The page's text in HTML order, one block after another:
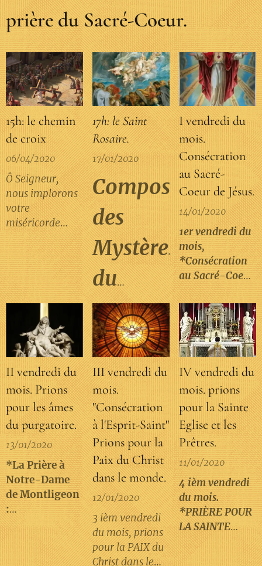
prière du Sacré-Coeur.
15h: le chemin
de croix
06/04/2020
Ô Seigneur,
nous implorons
votre
miséricorde
pour nous-
mêmes, pour les
mourants, pour
les âmes du
Purgatoire ainsi
que pour ceux et
celles qui vous
bafouent, vous
calomnient et
vous offensent.
Ô Seigneur
daignez nous
accorder les
mérites de votre
sainte Passion,
que nous allons
méditer. Ô
Notre-Dame
des Douleurs,
Mère des
pauvres que
nous sommes,...
17h: le Saint
Rosaire.
17/01/2020
Composition
des
Mystères
du
Rosaire.
Signe de la
croix.*Au nom
du Père et du
Fils et du
Saint-Esprit .
Amen .
Sur le Crucifix:
*Symbole des
Apôtres :Je
crois en seul
Dieu, le Père
tout-puissant,
Créateur du Ciel
et de la terre; et
en Jésus-Christ,
son Fils unique,
I vendredi du
mois.
Consécration
au Sacré-
Coeur de Jésus.
14/01/2020
1er vendredi du
mois,
*Consécration
au Sacré-Coeur
de Jésus.
II vendredi du
mois. Prions
pour les âmes
du purgatoire.
13/01/2020
*La Prière à
Notre-Dame
de Montligeon
:
« Notre-Dame
Libératrice,
prends en pitié
III vendredi du
mois.
"Consécration
à l'Esprit-Saint"
Prions pour la
Paix du Christ
dans le monde.
12/01/2020
3 ièm vendredi
du mois, prions
pour la PAIX du
Christ dans le
IV vendredi du
mois. prions
pour la Sainte
Eglise et les
Prêtres.
11/01/2020
4 ièm vendredi
du mois.
*PRIÈRE POUR
LA SAINTE
EGLISE
ET POUR LES